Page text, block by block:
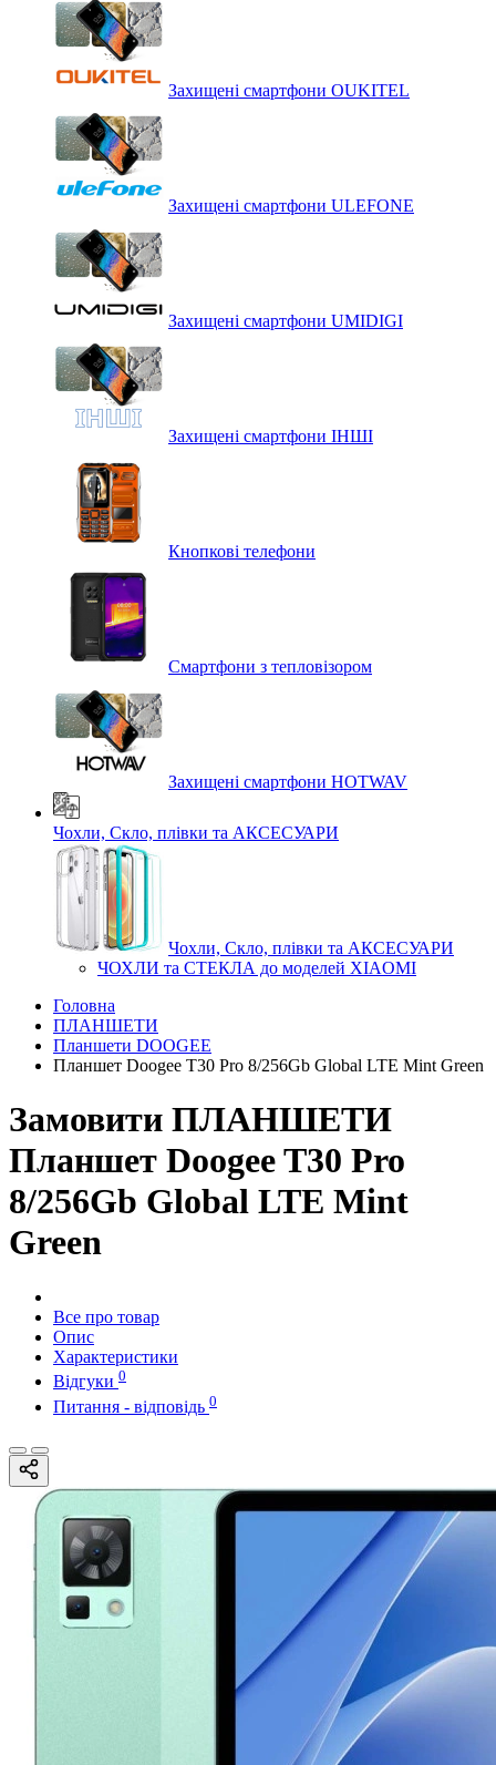
Захищені смартфони OUKITEL
Захищені смартфони ULEFONE
Захищені смартфони UMIDIGI
Захищені смартфони ІНШІ
Кнопкові телефони
Смартфони з тепловізором
Захищені смартфони HOTWAV
Чохли, Скло, плівки та АКСЕСУАРИ
Чохли, Скло, плівки та АКСЕСУАРИ
ЧОХЛИ та СТЕКЛА до моделей XIAOMI
Головна
ПЛАНШЕТИ
Планшети DOOGEE
Планшет Doogee T30 Pro 8/256Gb Global LTE Mint Green
Замовити ПЛАНШЕТИ
Планшет Doogee T30 Pro
8/256Gb Global LTE Mint
Green
Все про товар
Опис
Характеристики
Відгуки 0
Питання - відповідь 0